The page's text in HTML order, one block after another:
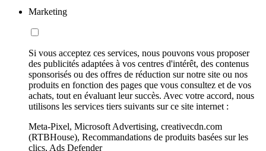
Marketing
Si vous acceptez ces services, nous pouvons vous proposer
des publicités adaptées à vos centres d'intérêt, des contenus
sponsorisés ou des offres de réduction sur notre site ou nos
produits en fonction des pages que vous consultez et de vos
achats, tout en évaluant leur succès. Avec votre accord, nous
utilisons les services tiers suivants sur ce site internet :
Meta-Pixel, Microsoft Advertising, creativecdn.com
(RTBHouse), Recommandations de produits basées sur les
clics, Ads Defender